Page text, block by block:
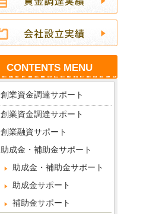
CONTENTS MENU
創業資金調達サポート
創業資金調達サポート
創業融資サポート
助成金・補助金サポート
助成金・補助金サポート
助成金サポート
補助金サポート